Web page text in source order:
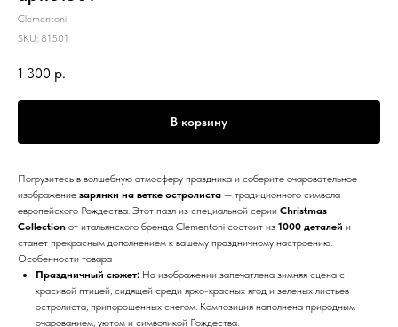
Clementoni
SKU: 81501
1 300 р.
В корзину
Погрузитесь в волшебную атмосферу праздника и соберите очаровательное
изображение зарянки на ветке остролиста — традиционного символа
европейского Рождества. Этот пазл из специальной серии Christmas
Collection от итальянского бренда Clementoni состоит из 1000 деталей и
станет прекрасным дополнением к вашему праздничному настроению.
Особенности товара
Праздничный сюжет: На изображении запечатлена зимняя сцена с
красивой птицей, сидящей среди ярко-красных ягод и зеленых листьев
остролиста, припорошенных снегом. Композиция наполнена природным
очарованием, уютом и символикой Рождества.